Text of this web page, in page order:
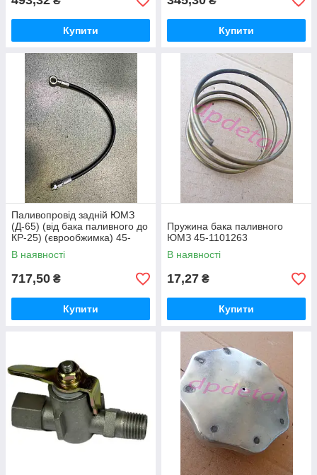
Купити Купити
Паливопровід задній ЮМЗ
(Д-65) (від бака паливного до
КР-25) (єврообжимка) 45-
1101040
В наявності
717,50 ₴
Купити
Пружина бака паливного
ЮМЗ 45-1101263
В наявності
17,27 ₴
Купити